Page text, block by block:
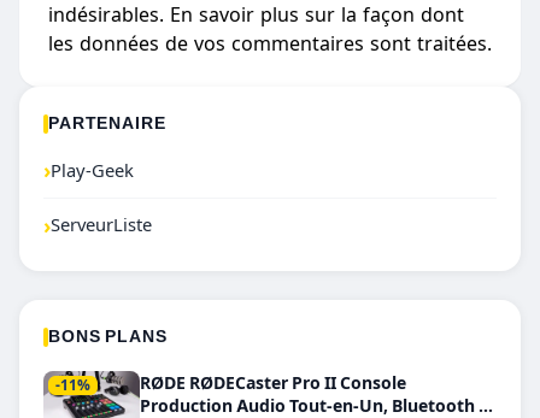
indésirables. En savoir plus sur la façon dont
les données de vos commentaires sont traitées.
PARTENAIRE
›Play-Geek
›ServeurListe
BONS PLANS
-11%
RØDE RØDECaster Pro II Console
Production Audio Tout-en-Un, Bluetooth et